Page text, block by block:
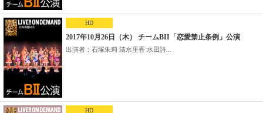
HD
2017年10月26日（木） チームBII「恋愛禁止条例」公演
出演者：石塚朱莉 清水里香 水田詩...
HD